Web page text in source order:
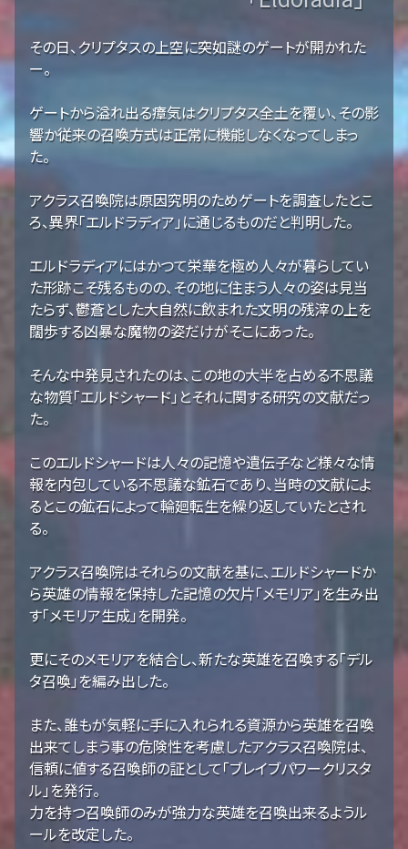
その日、クリプタスの上空に突如謎のゲートが開かれた
ー。
ゲートから溢れ出る瘴気はクリプタス全土を覆い、その影
響か従来の召喚方式は正常に機能しなくなってしまっ
た。
アクラス召喚院は原因究明のためゲートを調査したとこ
ろ、異界「エルドラディア」に通じるものだと判明した。
エルドラディアにはかつて栄華を極め人々が暮らしてい
た形跡こそ残るものの、その地に住まう人々の姿は見当
たらず、鬱蒼とした大自然に飲まれた文明の残滓の上を
闊歩する凶暴な魔物の姿だけがそこにあった。
そんな中発見されたのは、この地の大半を占める不思議
な物質「エルドシャード」とそれに関する研究の文献だっ
た。
このエルドシャードは人々の記憶や遺伝子など様々な情
報を内包している不思議な鉱石であり、当時の文献によ
るとこの鉱石によって輪廻転生を繰り返していたとされ
る。
アクラス召喚院はそれらの文献を基に、エルドシャードか
ら英雄の情報を保持した記憶の欠片「メモリア」を生み出
す「メモリア生成」を開発。
更にそのメモリアを結合し、新たな英雄を召喚する「デル
タ召喚」を編み出した。
また、誰もが気軽に手に入れられる資源から英雄を召喚
出来てしまう事の危険性を考慮したアクラス召喚院は、
信頼に値する召喚師の証として「ブレイブパワークリスタ
ル」を発行。
力を持つ召喚師のみが強力な英雄を召喚出来るようル
ールを改定した。